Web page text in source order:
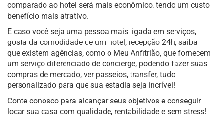
comparado ao hotel será mais econômico, tendo um custo
benefício mais atrativo.
E caso você seja uma pessoa mais ligada em serviços,
gosta da comodidade de um hotel, recepção 24h, saiba
que existem agências, como o Meu Anfitrião, que fornecem
um serviço diferenciado de concierge, podendo fazer suas
compras de mercado, ver passeios, transfer, tudo
personalizado para que sua estadia seja incrível!
Conte conosco para alcançar seus objetivos e conseguir
locar sua casa com qualidade, rentabilidade e sem stress!